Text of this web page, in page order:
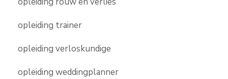
opleiding trainer
opleiding verloskundige
opleiding weddingplanner